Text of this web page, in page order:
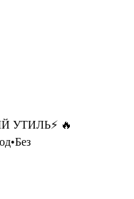
УТИЛЬ⚡️ 🔥